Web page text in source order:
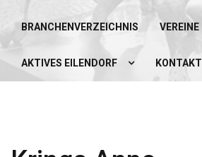
BRANCHENVERZEICHNIS VEREINE
AKTIVES EILENDORF KONTAKT